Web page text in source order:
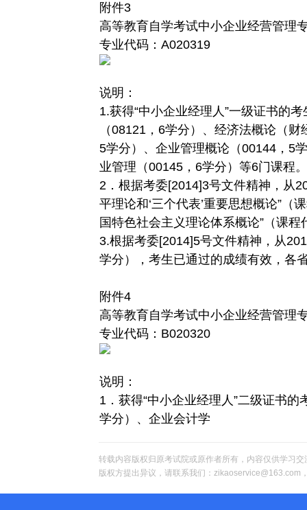
附件3
高等教育自学考试中小企业经营管理
专业代码：A020319
说明：
1.获得“中小企业经理人”一级证书的
（08121，6学分）、经济法概论（
5学分）、企业管理概论（00144，5
业管理（00145，6学分）等6门课程。
2．根据考委[2014]3号文件精神，从
平理论和‘三个代表’重要思想概论”（
国特色社会主义理论体系概论”（课
3.根据考委[2014]5号文件精神，从
学分），考生已通过的成绩有效，各
附件4
高等教育自学考试中小企业经营管理
专业代码：B020320
说明：
1．获得“中小企业经理人”二级证书
学分）、企业会计学
转载内容版权归原考试院或原作者所有，内容仅供学习
版权方提出异议，请联系我们：zikaoservice@163.com